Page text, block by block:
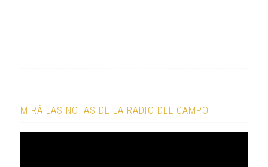
MIRÁ LAS NOTAS DE LA RADIO DEL CAMPO